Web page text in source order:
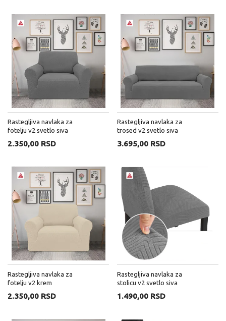
Rastegljiva navlaka za
fotelju v2 svetlo siva
2.350,00 RSD
Rastegljiva navlaka za
trosed v2 svetlo siva
3.695,00 RSD
Rastegljiva navlaka za
fotelju v2 krem
2.350,00 RSD
Rastegljiva navlaka za
stolicu v2 svetlo siva
1.490,00 RSD